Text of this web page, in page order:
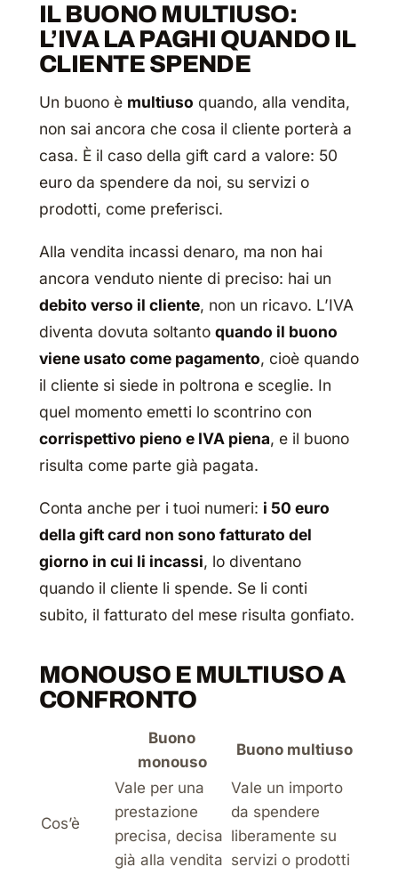
IL BUONO MULTIUSO:
L’IVA LA PAGHI QUANDO IL
CLIENTE SPENDE
Un buono è multiuso quando, alla vendita,
non sai ancora che cosa il cliente porterà a
casa. È il caso della gift card a valore: 50
euro da spendere da noi, su servizi o
prodotti, come preferisci.
Alla vendita incassi denaro, ma non hai
ancora venduto niente di preciso: hai un
debito verso il cliente, non un ricavo. L’IVA
diventa dovuta soltanto quando il buono
viene usato come pagamento, cioè quando
il cliente si siede in poltrona e sceglie. In
quel momento emetti lo scontrino con
corrispettivo pieno e IVA piena, e il buono
risulta come parte già pagata.
Conta anche per i tuoi numeri: i 50 euro
della gift card non sono fatturato del
giorno in cui li incassi, lo diventano
quando il cliente li spende. Se li conti
subito, il fatturato del mese risulta gonfiato.
MONOUSO E MULTIUSO A
CONFRONTO
Buono
monouso
Buono multiuso
Cos’è
Vale per una
prestazione
precisa, decisa
già alla vendita
Vale un importo
da spendere
liberamente su
servizi o prodotti